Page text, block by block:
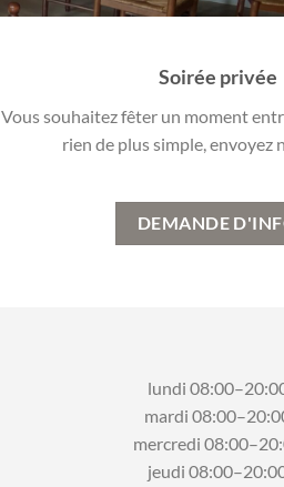
Soirée privée
Vous souhaitez fêter un moment
rien de plus simple, envoyez
DEMANDE
lundi
mardi
mercredi
jeudi